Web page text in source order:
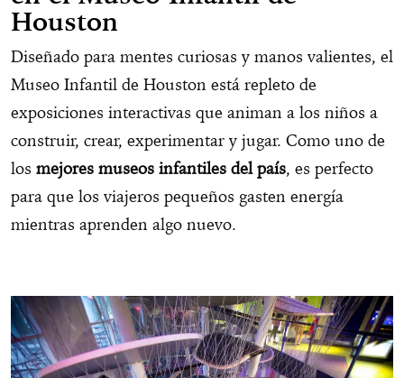
Houston
Diseñado para mentes curiosas y manos valientes, el
Museo Infantil de Houston está repleto de
exposiciones interactivas que animan a los niños a
construir, crear, experimentar y jugar. Como uno de
los mejores museos infantiles del país, es perfecto
para que los viajeros pequeños gasten energía
mientras aprenden algo nuevo.